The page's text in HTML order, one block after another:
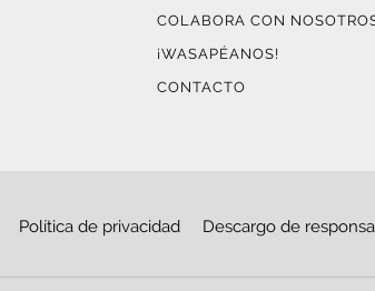
COLABORA CON
¡WASAPÉANOS!
CONTACTO
Política de privacidad Descargo de